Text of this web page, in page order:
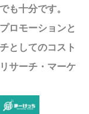
も十分です。
プロモーションと
としてのコスト
サーチ・マーケ